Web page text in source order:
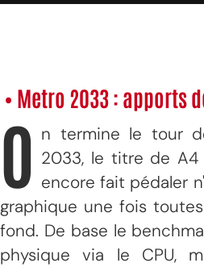
• Metro 2033 : apports
O n termine le tour
2033, le titre de A4
encore fait pédaler
graphique une fois
fond. De base le
physique via le CPU,